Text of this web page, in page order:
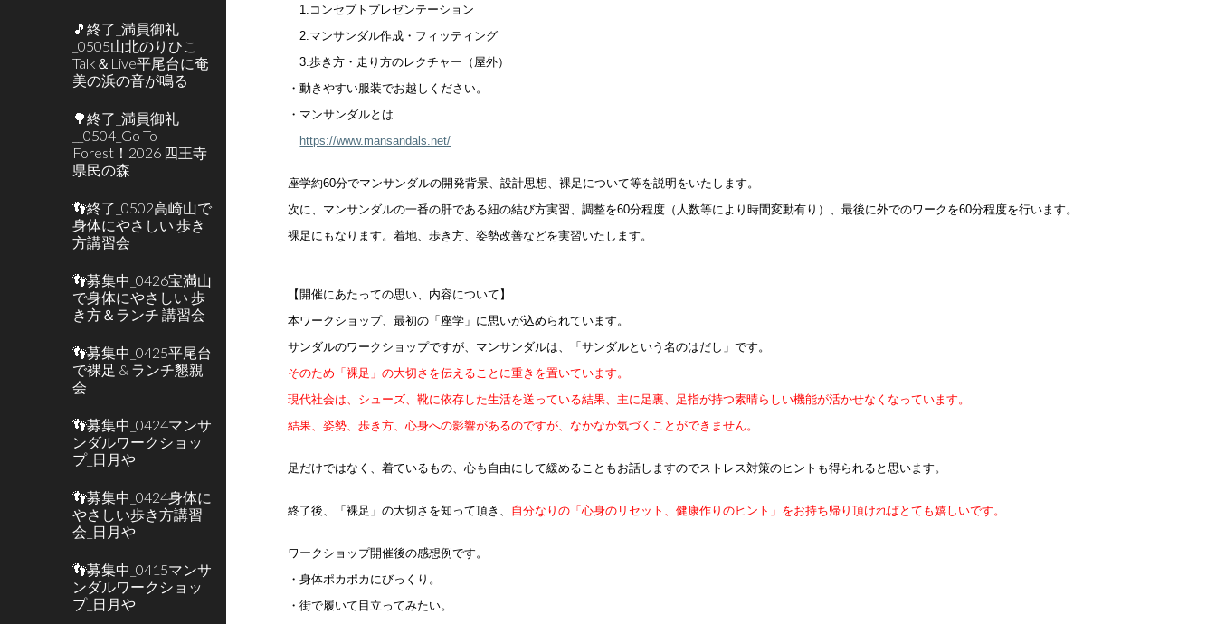
🎵終了_満員御礼
_0505山北のりひこ
Talk＆Live平尾台に奄
美の浜の音が鳴る
🌳終了_満員御礼
__0504_Go To
Forest！2026 四王寺
県民の森
👣終了_0502高崎山で
身体にやさしい 歩き
方講習会
👣募集中_0426宝満山
で身体にやさしい 歩
き方＆ランチ 講習会
👣募集中_0425平尾台
で裸足 & ランチ懇親
会
👣募集中_0424マンサ
ンダルワークショッ
プ_日月や
👣募集中_0424身体に
やさしい歩き方講習
会_日月や
👣募集中_0415マンサ
ンダルワークショッ
プ_日月や
1.コンセプトプレゼンテーション
2.マンサンダル作成・フィッティング
3.歩き方・走り方のレクチャー（屋外）
・動きやすい服装でお越しください。
・マンサンダルとは
https://www.mansandals.net/
座学約60分でマンサンダルの開発背景、設計思想、裸足について等を説明をいたします。
次に、マンサンダルの一番の肝である紐の結び方実習、調整を60分程度（人数等により時間変動有り）、最後に外でのワークを60分程度を行います。
裸足にもなります。着地、歩き方、姿勢改善などを実習いたします。
【開催にあたっての思い、内容について】
本ワークショップ、最初の「座学」に思いが込められています。
サンダルのワークショップですが、マンサンダルは、「サンダルという名のはだし」です。
そのため「裸足」の大切さを伝えることに重きを置いています。
現代社会は、シューズ、靴に依存した生活を送っている結果、主に足裏、足指が持つ素晴らしい機能が活かせなくなっています。
結果、姿勢、歩き方、心身への影響があるのですが、なかなか気づくことができません。
足だけではなく、着ているもの、心も自由にして緩めることもお話しますのでストレス対策のヒントも得られると思います。
終了後、「裸足」の大切さを知って頂き、 自分なりの「心身のリセット、健康作りのヒント」をお持ち帰り頂ければとても嬉しいです。
ワークショップ開催後の感想例です。
・身体ポカポカにびっくり。
・街で履いて目立ってみたい。